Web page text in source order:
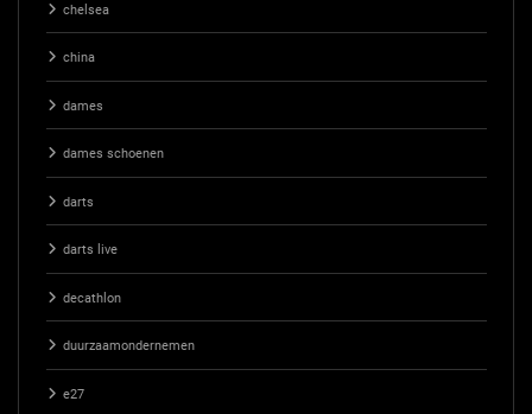
chelsea
china
dames
dames schoenen
darts
darts live
decathlon
duurzaamondernemen
e27